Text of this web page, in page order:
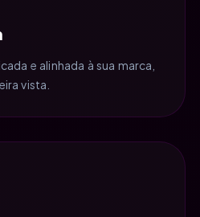
e alinhada à sua marca,
vista.